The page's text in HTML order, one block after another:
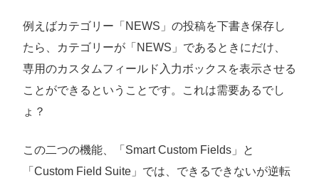
例えばカテゴリー「NEWS」の投稿を下書き保存し
たら、カテゴリーが「NEWS」であるときにだけ、
専用のカスタムフィールド入力ボックスを表示させる
ことができるということです。これは需要あるでし
ょ？
この二つの機能、「Smart Custom Fields」と
「Custom Field Suite」では、できるできないが逆転